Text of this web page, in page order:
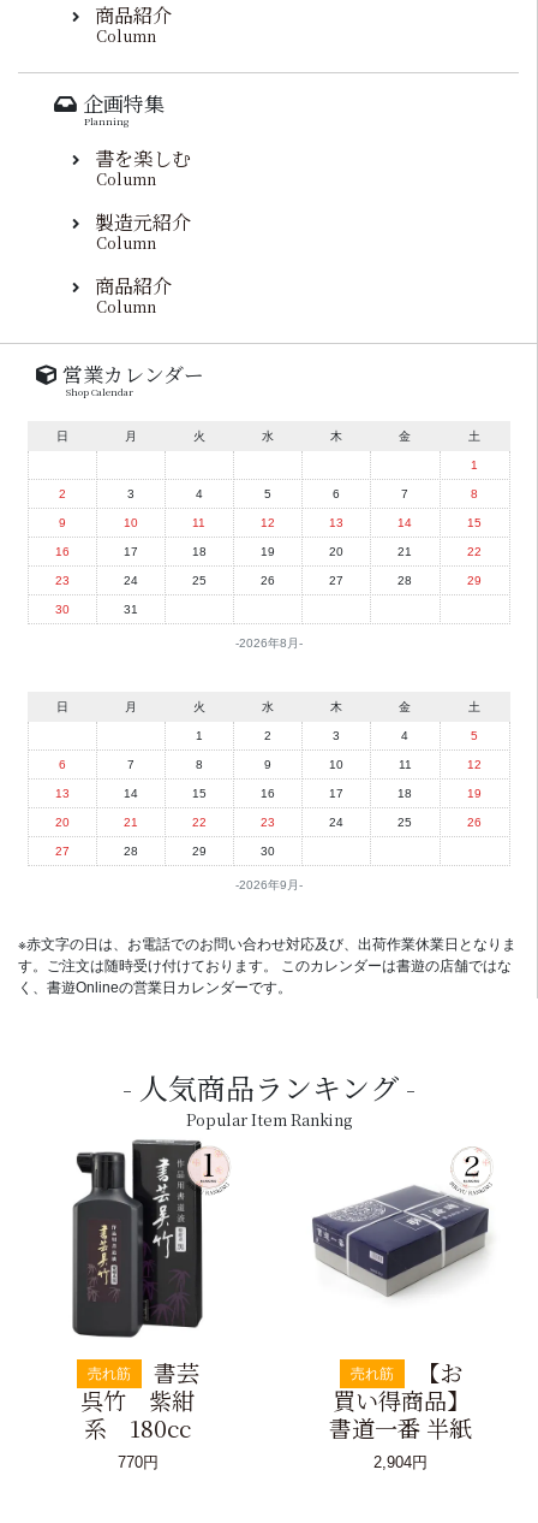
商品紹介
Column
企画特集
Planning
書を楽しむ
Column
製造元紹介
Column
商品紹介
Column
営業カレンダー
Shop Calendar
2026年8月
日 月 火 水 木 金 土
1
2 3 4 5 6 7 8
9 10 11 12 13 14 15
16 17 18 19 20 21 22
23 24 25 26 27 28 29
30 31
2026年9月
日 月 火 水 木 金 土
1 2 3 4 5
6 7 8 9 10 11 12
13 14 15 16 17 18 19
20 21 22 23 24 25 26
27 28 29 30
※赤文字の日は、お電話でのお問い合わせ対応及び、出荷作業休業日となりま
す。ご注文は随時受け付けております。 このカレンダーは書遊の店舗ではな
く、書遊Onlineの営業日カレンダーです。
人気商品ランキング
Popular Item Ranking
売れ筋
書芸
呉竹 紫紺
系 180cc
770円
売れ筋
【お
買い得商品】
書道一番 半紙
2,904円